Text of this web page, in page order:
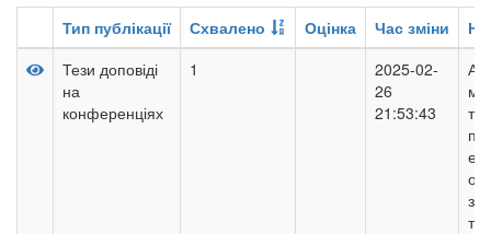
Тип публікації Схвалено Оцінка Час зміни
Тези доповіді
на
конференціях
1
2025-02-
26
21:53:43
та